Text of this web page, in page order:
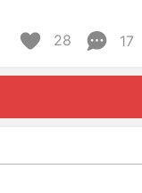
28 17